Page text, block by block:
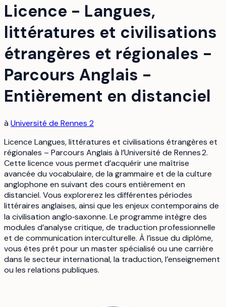
Licence - Langues,
littératures et civilisations
étrangères et régionales -
Parcours Anglais -
Entièrement en distanciel
à Université de Rennes 2
Licence Langues, littératures et civilisations étrangères et
régionales – Parcours Anglais à l’Université de Rennes 2.
Cette licence vous permet d’acquérir une maîtrise
avancée du vocabulaire, de la grammaire et de la culture
anglophone en suivant des cours entièrement en
distanciel. Vous explorerez les différentes périodes
littéraires anglaises, ainsi que les enjeux contemporains de
la civilisation anglo‑saxonne. Le programme intègre des
modules d’analyse critique, de traduction professionnelle
et de communication interculturelle. À l’issue du diplôme,
vous êtes prêt pour un master spécialisé ou une carrière
dans le secteur international, la traduction, l’enseignement
ou les relations publiques.